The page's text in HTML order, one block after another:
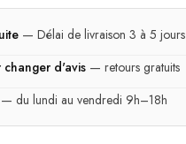
— Délai de livraison 3 à 5 jours
d'avis — retours gratuits
— du lundi au vendredi 9h–18h